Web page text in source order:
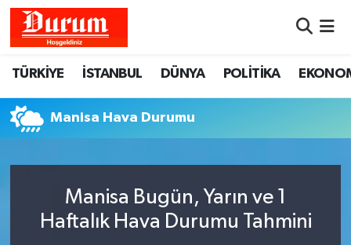
TÜRKİYE İSTANBUL DÜNYA POLİTİKA
Manisa Hava Durumu
Manisa Bugün, Yarın ve 1
Haftalık Hava Durumu Tahmini
Hava Durumu
Namaz Vakitleri
Süper Lig Puan Durumu ve Fikstür